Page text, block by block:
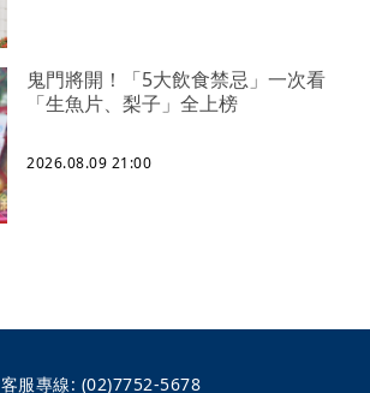
鬼門將開！「5大飲食禁忌」一次看
「生魚片、梨子」全上榜
2026.08.09 21:00
客服專線: (02)7752-5678